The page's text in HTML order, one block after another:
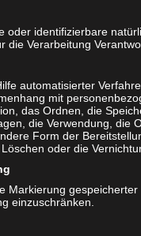
geöffnet war.
besonders zu nennen
Herr Michael
während der
Sorgen und
aus dem
nach Arbeits- und
und Erstellung von
persönliche, bzw.
und
oder identifizierbare
die Verarbeitung
automatisierter
mit
das Ordnen, die
die Verwendung, die
Form der
oder die
Markierung
einzuschränken.